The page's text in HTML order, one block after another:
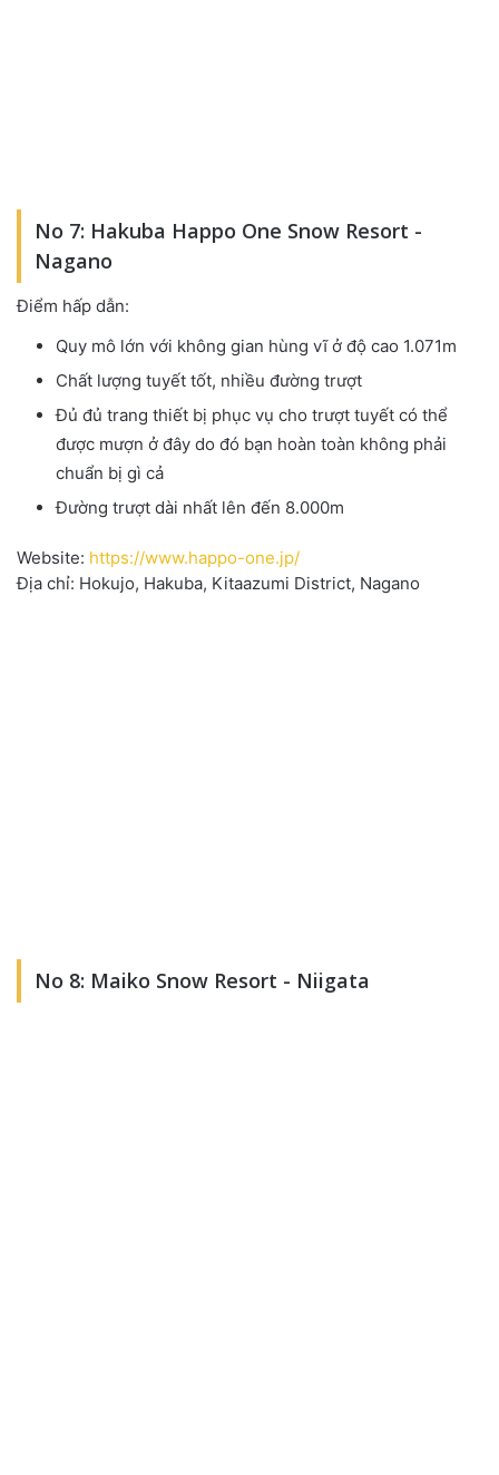
No 7: Hakuba Happo One Snow Resort -
Nagano
Điểm hấp dẫn:
Quy mô lớn với không gian hùng vĩ ở độ cao 1.071m
Chất lượng tuyết tốt, nhiều đường trượt
Đủ đủ trang thiết bị phục vụ cho trượt tuyết có thể
được mượn ở đây do đó bạn hoàn toàn không phải
chuẩn bị gì cả
Đường trượt dài nhất lên đến 8.000m
Website: https://www.happo-one.jp/
Địa chỉ: Hokujo, Hakuba, Kitaazumi District, Nagano
No 8: Maiko Snow Resort - Niigata